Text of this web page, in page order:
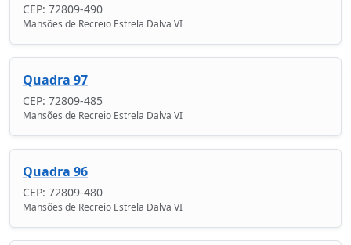
CEP: 72809-490
Mansões de Recreio Estrela Dalva VI
Quadra 97
CEP: 72809-485
Mansões de Recreio Estrela Dalva VI
Quadra 96
CEP: 72809-480
Mansões de Recreio Estrela Dalva VI